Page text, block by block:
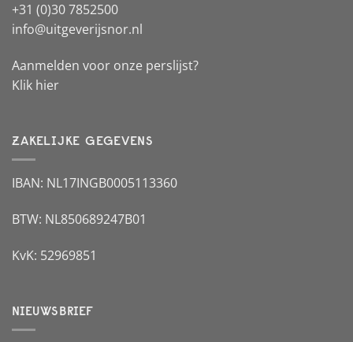
+31 (0)30 7852500
info@uitgeverijsnor.nl
Aanmelden voor onze perslijst?
Klik hier
ZAKELIJKE GEGEVENS
IBAN: NL17INGB0005113360
BTW: NL850689247B01
KvK: 52969851
NIEUWSBRIEF